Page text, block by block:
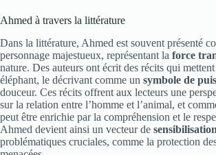
Ahmed à travers la littérature
Dans la littérature, Ahmed est souvent présenté
personnage majestueux, représentant la force
nature. Des auteurs ont écrit des récits qui
éléphant, le décrivant comme un symbole de
douceur. Ces récits offrent aux lecteurs une
sur la relation entre l’homme et l’animal, et
peut être enrichie par la compréhension et le
Ahmed devient ainsi un vecteur de sensibilisation
problématiques cruciales, comme la protection